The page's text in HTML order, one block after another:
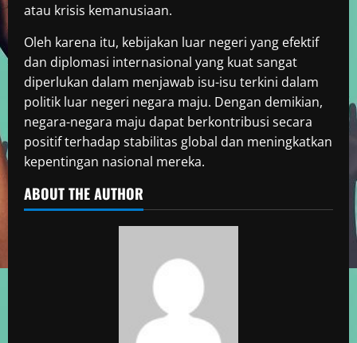
atau krisis kemanusiaan.
Oleh karena itu, kebijakan luar negeri yang efektif
dan diplomasi internasional yang kuat sangat
diperlukan dalam menjawab isu-isu terkini dalam
politik luar negeri negara maju. Dengan demikian,
negara-negara maju dapat berkontribusi secara
positif terhadap stabilitas global dan meningkatkan
kepentingan nasional mereka.
ABOUT THE AUTHOR